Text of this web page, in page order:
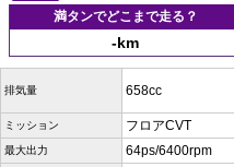
満タンでどこまで走る？
-km
排気量 658cc
ミッション フロアCVT
最大出力 64ps/6400rpm